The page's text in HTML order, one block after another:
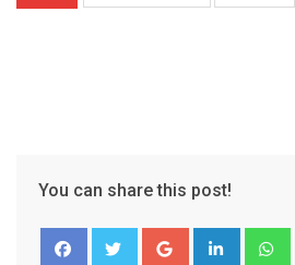
You can share this post!
Google+ LinkedIn